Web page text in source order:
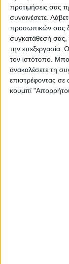
προτιμήσεις σας
συναινέσετε.
προσωπικών σας
συγκατάθεσή σας,
την επεξεργασία.
τον ιστότοπο.
ανακαλέσετε τη
επιστρέφοντας σε
κουμπί
ευρώ προς
αγροτικές
από το
άλλες